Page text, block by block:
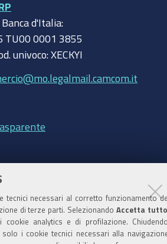
tecnici necessari al corretto funzionamento
di terze parti. SelezionandoAccetta
cookie analytics e di profilazione.
solo i cookie tecnici necessari alla
d'Italia:
TU00 0001 3855
univoco: XECKYI
Amministratori dell'ente